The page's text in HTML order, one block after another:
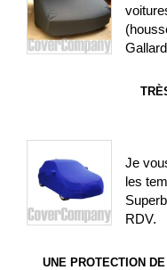
Je
les
RDV.
UNE PROTECTION